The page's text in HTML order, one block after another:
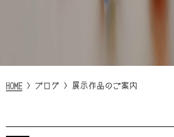
HOME > ブログ > 展示作品のご案内